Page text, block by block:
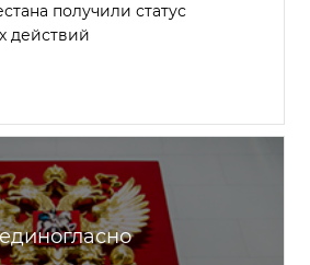
получили статус
действий